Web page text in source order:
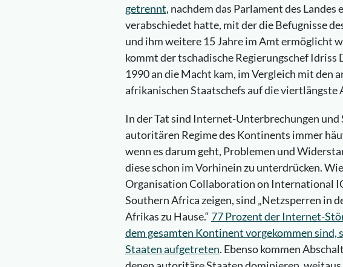
getrennt, nachdem das Parlament des Landes
verabschiedet hatte, mit der die Befugnisse
und ihm weitere 15 Jahre im Amt ermöglicht
kommt der tschadische Regierungschef Idriss
1990 an die Macht kam, im Vergleich mit den
afrikanischen Staatschefs auf die viertlängste
In der Tat sind Internet-Unterbrechungen
autoritären Regime des Kontinents immer
wenn es darum geht, Problemen und
diese schon im Vorhinein zu unterdrücken.
Organisation Collaboration on International
Southern Africa zeigen, sind „Netzsperren in
Afrikas zu Hause.“ 77 Prozent der Internet-
dem gesamten Kontinent vorgekommen sind,
Staaten aufgetreten. Ebenso kommen